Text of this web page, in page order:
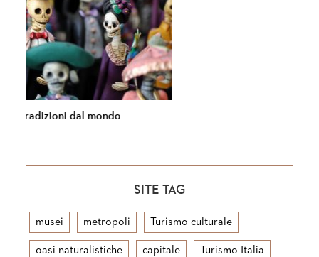
Si torna in Giordania
SITE TAG
musei metropoli Turismo culturale
oasi naturalistiche capitale Turismo Italia